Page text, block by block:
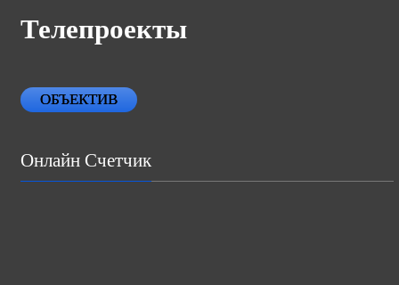
Телепроекты
ОБЪЕКТИВ
Онлайн Счетчик